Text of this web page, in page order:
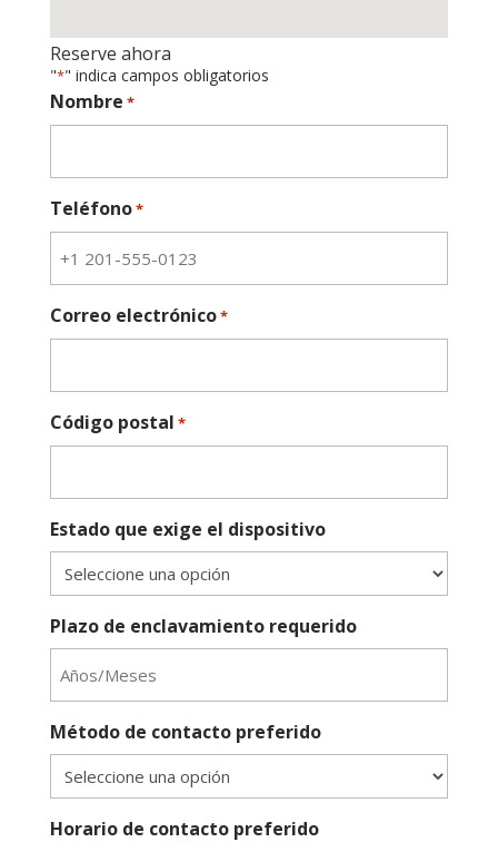
Reserve ahora
"*" indica campos obligatorios
Nombre *
Teléfono*
Correo electrónico*
Código postal *
Estado que exige el dispositivo
Plazo de enclavamiento requerido
Método de contacto preferido
Horario de contacto preferido